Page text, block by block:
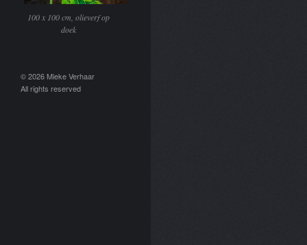
100 x 100 cm, olieverf op
doek
© 2026 Mieke Verhaar
All rights reserved